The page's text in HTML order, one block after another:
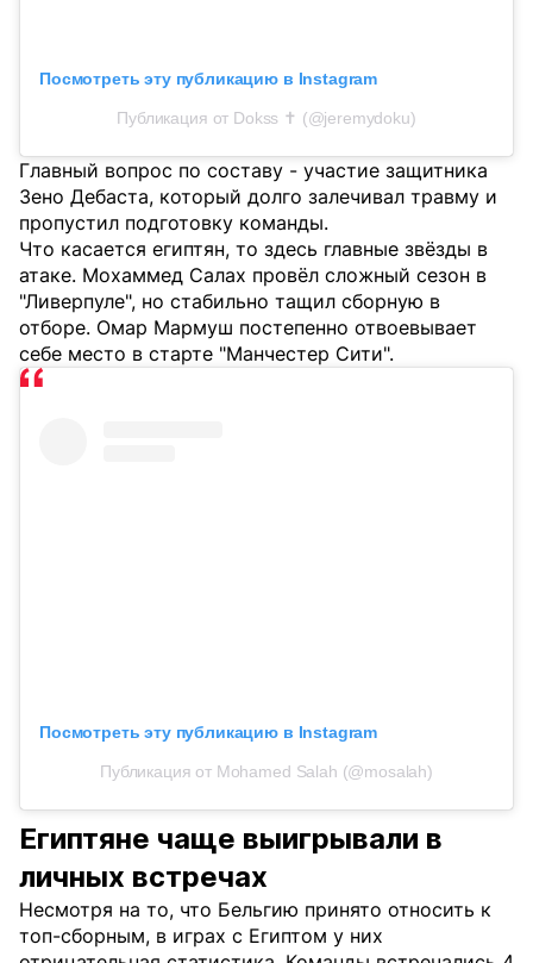
Посмотреть эту публикацию в Instagram
Публикация от Dokss ✝️ (@jeremydoku)
Главный вопрос по составу - участие защитника
Зено Дебаста, который долго залечивал травму и
пропустил подготовку команды.
Что касается египтян, то здесь главные звёзды в
атаке. Мохаммед Салах провёл сложный сезон в
"Ливерпуле", но стабильно тащил сборную в
отборе. Омар Мармуш постепенно отвоевывает
себе место в старте "Манчестер Сити".
Посмотреть эту публикацию в Instagram
Публикация от Mohamed Salah (@mosalah)
Египтяне чаще выигрывали в
личных встречах
Несмотря на то, что Бельгию принято относить к
топ-сборным, в играх с Египтом у них